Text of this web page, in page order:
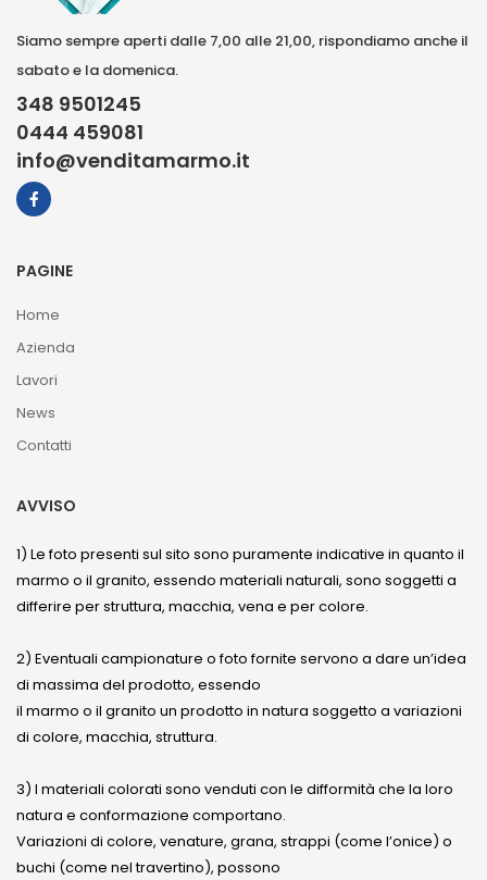
Siamo sempre aperti dalle 7,00 alle 21,00, rispondiamo anche il
sabato e la domenica.
348 9501245
0444 459081
info@venditamarmo.it
PAGINE
Home
Azienda
Lavori
News
Contatti
AVVISO
1) Le foto presenti sul sito sono puramente indicative in quanto il
marmo o il granito, essendo materiali naturali, sono soggetti a
differire per struttura, macchia, vena e per colore.
2) Eventuali campionature o foto fornite servono a dare un’idea
di massima del prodotto, essendo
il marmo o il granito un prodotto in natura soggetto a variazioni
di colore, macchia, struttura.
3) I materiali colorati sono venduti con le difformità che la loro
natura e conformazione comportano.
Variazioni di colore, venature, grana, strappi (come l’onice) o
buchi (come nel travertino), possono